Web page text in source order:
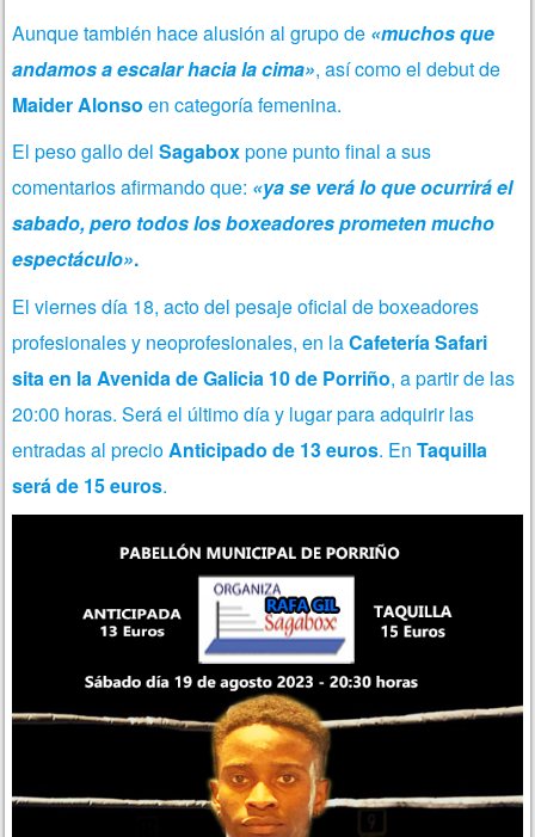
Aunque también hace alusión al grupo de «muchos que
andamos a escalar hacia la cima», así como el debut de
Maider Alonso en categoría femenina.
El peso gallo delSagaboxpone punto final a sus
comentarios afirmando que: «ya se verá lo que ocurrirá el
sabado, pero todos los boxeadores prometen mucho
espectáculo».
El viernes día 18, acto del pesaje oficial de boxeadores
profesionales y neoprofesionales, en laCafetería Safari
sita en la Avenida de Galicia 10 de Porriño, a partir de las
20:00 horas. Será el último día y lugar para adquirir las
entradas al precioAnticipado de 13 euros. EnTaquilla
será de 15 euros.